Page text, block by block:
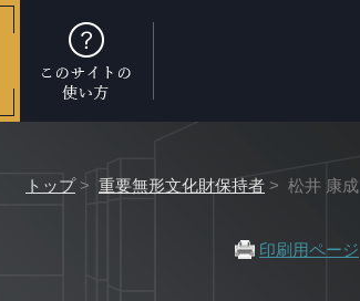
印刷用ページ
トップ> 重要無形文化財保持者 > 松井 康成